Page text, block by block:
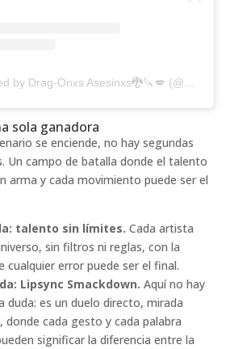
sola ganadora
se enciende, no hay segundas
Un campo de batalla donde el talento
arma y cada movimiento puede ser el
talento sin límites. Cada artista
sin filtros ni reglas, con la
cualquier error puede ser el final.
Lipsync Smackdown. Aquí no hay
duda: es un duelo directo, mirada
donde cada gesto y cada palabra
significar la diferencia entre la